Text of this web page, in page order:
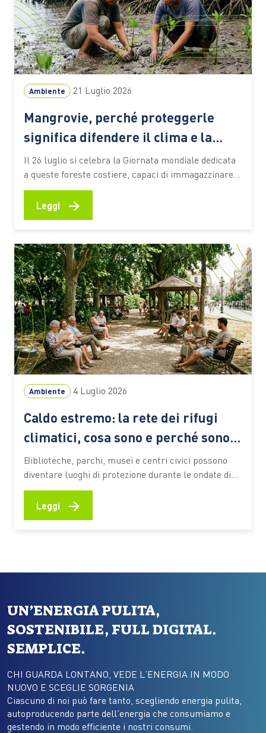
Ambiente 21 Luglio 2026
Mangrovie, perché proteggerle
significa difendere il clima e la
biodiversità
Il 26 luglio si celebra la Giornata mondiale dedicata
a queste foreste costiere, capaci di immagazzinare
CO2, attenuare gli effetti degli eventi estremi e
sostenere la vita e le economie di milioni di persone
territori…
Leggi →
Ambiente 4 Luglio 2026
Caldo estremo: la rete dei rifugi
climatici, cosa sono e perché sono
sempre più importanti
Biblioteche, parchi, musei e centri civici possono
diventare luoghi di protezione durante le ondate di
calore. Ecco come funzionano queste reti urbane,
quali benefici offrono alle persone più vulnerabili e
Leggi →
UN’ENERGIA PULITA,
SOSTENIBILE, FULL DIGITAL.
SEMPLICE.
CHI GUARDA LONTANO, VEDE L’ENERGIA IN MODO
NUOVO E SCEGLIE SORGENIA
Ciascuno di noi può fare tanto, scegliendo energia pulita,
autoproducendo parte dell’energia che consumiamo e
gestendo in modo efficiente i nostri consumi.